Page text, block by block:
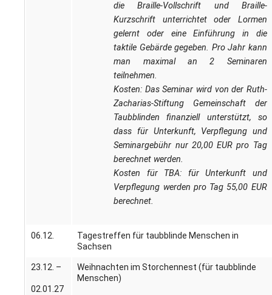
die Braille-Vollschrift und Braille-
Kurzschrift unterrichtet oder Lormen
gelernt oder eine Einführung in die
taktile Gebärde gegeben. Pro Jahr kann
man maximal an 2 Seminaren
teilnehmen.
Kosten: Das Seminar wird von der Ruth-
Zacharias-Stiftung Gemeinschaft der
Taubblinden finanziell unterstützt, so
dass für Unterkunft, Verpflegung und
Seminargebühr nur 20,00 EUR pro Tag
berechnet werden.
Kosten für TBA: für Unterkunft und
Verpflegung werden pro Tag 55,00 EUR
berechnet.
06.12.
Tagestreffen für taubblinde Menschen in
Sachsen
23.12. –
02.01.27
Weihnachten im Storchennest (für taubblinde
Menschen)